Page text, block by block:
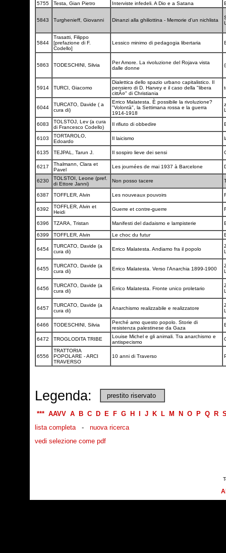
5755 Testa, Gian Pietro Interviste infedeli. A Dio e a Satana
5843 Turghenieff, Giovanni Dinanzi alla ghiliottina - Memorie d'un nichlista
5844
Trasatti, Filippo
[prefazione di F.
Codello]
Lessico minimo di pedagogia libertaria
5863 TODESCHINI, Silvia
Per Amore. La rivoluzione del Rojava vista
dalle donne
5914 TURCI, Giacomo
Dialettica dello spazio urbano capitalistico. Il
pensiero di D. Harvey e il caso della "libera
cittÃ¤" di Christiania
6044
TURCATO, Davide ( a
cura di)
Errico Malatesta. È possibile la rivoluzione?
"Volontà", la Settimana rossa e la guerra
1914-1918
6083
TOLSTOJ, Lev (a cura
di Francesco Codello)
Il rifiuto di obbedire
6103
TORTAROLO,
Edoardo
Il laicismo
6135 TEJPAL, Tarun J. Il sospiro lieve dei sensi
6217
Thalmann, Clara et
Pavel
Les journées de mai 1937 à Barcelone
6230
TOLSTOI, Leone (pref.
di Ettore Janni)
Non posso tacere
6387 TOFFLER, Alvin Les nouveaux pouvoirs
6392
TOFFLER, Alvin et
Heidi
Guerre et contre-guerre
6396 TZARA, Tristan Manifesti del dadaismo e lampisterie
6399 TOFFLER, Alvin Le choc du futur
6454
TURCATO, Davide (a
cura di)
Errico Malatesta. Andiamo fra il popolo
6455
TURCATO, Davide (a
cura di)
Errico Malatesta. Verso l'Anarchia 1899-1900
6456
TURCATO, Davide (a
cura di)
Errico Malatesta. Fronte unico proletario
6457
TURCATO, Davide (a
cura di)
Anarchismo realizzabile e realizzatore
6466 TODESCHINI, Silvia
Perché amo questo popolo. Storie di
resistenza palestinese da Gaza
6472 TROGLODITA TRIBE
Louise Michel e gli animali. Tra anarchismo e
antispecismo
6556
TRATTORIA
POPOLARE - ARCI
TRAVERSO
10 anni di Traverso
Legenda: prestito riservato
*** AAVV A B C D E F G H J K L M N O P Q R
lista completa- nuova ricerca
vedi selezione come pdf